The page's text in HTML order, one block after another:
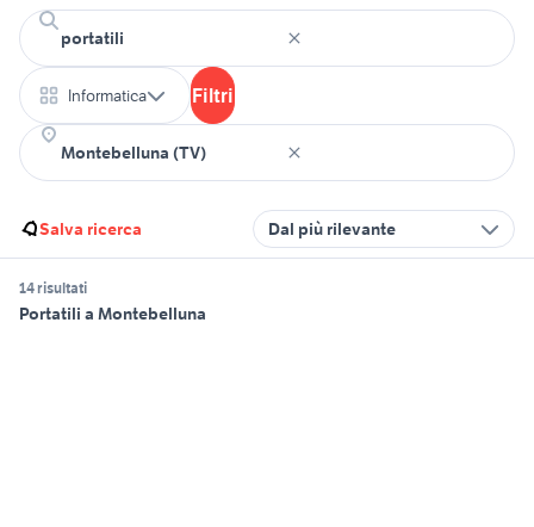
Informatica Filtri
Salva ricerca Dal più rilevante
14 risultati
Portatili a Montebelluna